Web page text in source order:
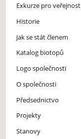
Exkurze pro veřejnost
Historie
Jak se stát členem
Katalog biotopů
Logo společnosti
O společnosti
Předsednictvo
Projekty
Stanovy